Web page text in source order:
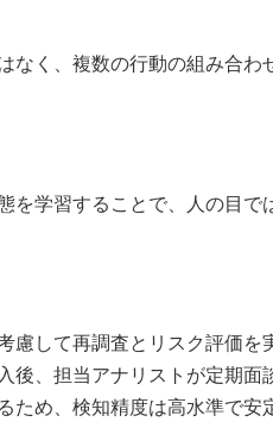
なく、複数の行動の組み合わ
を学習することで、人の目で
慮して再調査とリスク評価を
後、担当アナリストが定期面
め、検知精度は高水準で安